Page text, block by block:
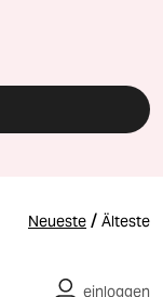
Neueste / Älteste
einloggen